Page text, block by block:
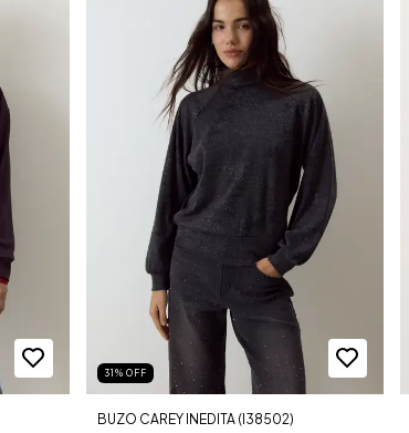
31 % OFF
BUZO CAREY INEDITA (I38502)